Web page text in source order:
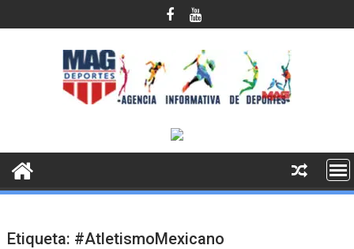
al
Etiqueta: #AtletismoMexicano